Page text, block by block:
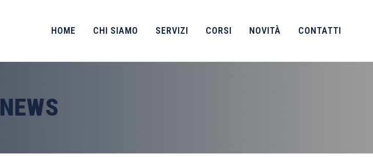
HOME CHI SIAMO SERVIZI CORSI NOVITÀ CONTATTI
NEWS